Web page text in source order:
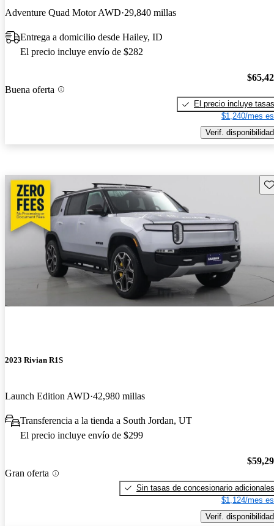
Adventure Quad Motor AWD 29,840 millas
Entrega a domicilio desde Hailey, ID
El precio incluye envío de $282
Buena oferta
El precio incluye tasas
$1,240/mes
Verif. disponibilidad
2023 Rivian R1S
Launch Edition AWD 42,980 millas
Transferencia a la tienda a South Jordan, UT
El precio incluye envío de $299
Gran oferta
Sin tasas de concesionario adicionales
$1,124/mes
Verif. disponibilidad